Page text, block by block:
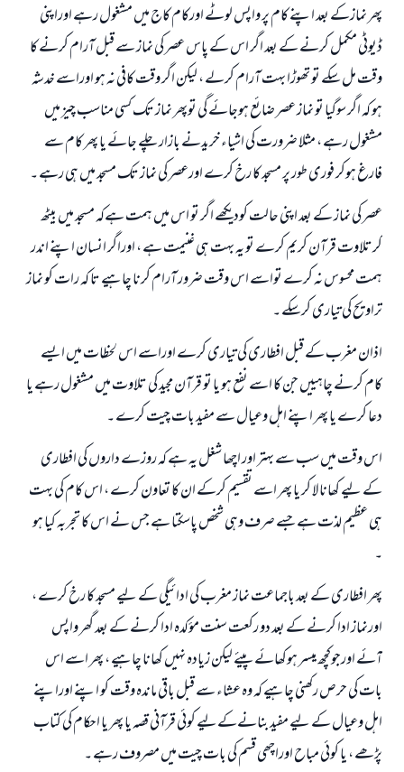
پھر نمازکے بعد اپنے کام پر واپس لوٹے اورکام کاج میں مشغول رہے اوراپنی
ڈیوٹی مکمل کرنے کے بعد اگر اس کے پاس عصر کی نماز سے قبل آرام کرنے کا
وقت مل سکے تو تھوڑا بہت آرام کرلے ، لیکن اگر وقت کافی نہ ہو اوراسے خدشہ
ہو کہ اگر سوگیا تو نماز عصر ضائع ہوجائے گی توپھر نماز تک کسی مناسب چيز میں
مشغول رہے ، مثلا ضرورت کی اشیاء خریدنے بازار چلے جائے یا پھر کام سے
فارغ ہوکر فوری طور پر مسجد کا رخ کرے اورعصر کی نماز تک مسجد میں ہی رہے ۔
عصر کی نماز کے بعد اپنی حالت کودیکھے اگر تو اس میں ہمت ہےکہ مسجد میں بیٹھ
کرتلاوت قرآن کریم کرے تو یہ بہت ہی غنیمت ہے ، اوراگر انسان اپنے اندر
ہمت محسوس نہ کرے تواسے اس وقت ضرور آرام کرنا چاہیے تا کہ رات کو نماز
تراویح کی تیاری کرسکے ۔
اذان مغرب کے قبل افطاری کی تیاری کرے اوراسے اس لحظات میں ایسے
کام کرنے چاہییں جن کا اسے نفع ہو یا تو قرآن مجید کی تلاوت میں مشغول رہے یا
دعا کرے یا پھر اپنے اہل وعیال سے مفید بات چیت کرے ۔
اس وقت میں سب سے بہتر اور اچھا شغل یہ ہے کہ روزے داروں کی افطاری
کے لیے کھانا لا کر یا پھر اسے تقسیم کرکے ان کا تعاون کرے ، اس کام کی بہت
ہی عظیم لذت ہے جسے صرف وہی شخص پاسکتا ہے جس نے اس کا تجربہ کیا ہو
۔
پھر افطاری کے بعد باجماعت نماز مغرب کی ادائيگي کے لیے مسجد کا رخ کرے ،
اورنماز‍ ادا کرنے کے بعد دو رکعت سنت مؤکدہ ادا کرنے کے بعد گھر واپس
آئے اورجوکچھ میسر ہوکھائے پیئے لیکن زيادہ نہيں کھانا چاہیے ، پھر اسے اس
بات کی حرص رکھنی چاہیے کہ وہ عشاء سے قبل باقی ماندہ وقت کو اپنے اوراپنے
اہل وعیال کے لیے مفید بنانےکےلیے کوئي قرآنی قصہ یا پھر یا احکام کی کتاب
پڑھے ، یا کوئي مباح اوراچھی قسم کی بات چیت میں مصروف رہے ۔